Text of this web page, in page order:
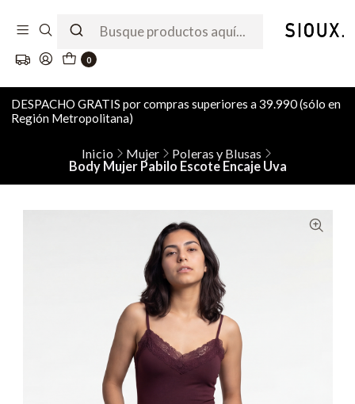
0
DESPACHO GRATIS por compras superiores a 39.990 (sólo en
Región Metropolitana)
Inicio Mujer
Poleras y Blusas
Body Mujer Pabilo Escote Encaje Uva